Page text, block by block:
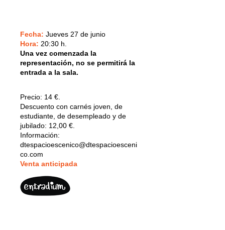
Fecha: Jueves 27 de junio
Hora: 20:30 h.
Una vez comenzada la
representación, no se permitirá la
entrada a la sala.
Precio: 14 €.
Descuento con carnés joven, de
estudiante, de desempleado y de
jubilado: 12,00 €.
Información:
dtespacioescenico@dtespacioesceni
co.com
Venta anticipada